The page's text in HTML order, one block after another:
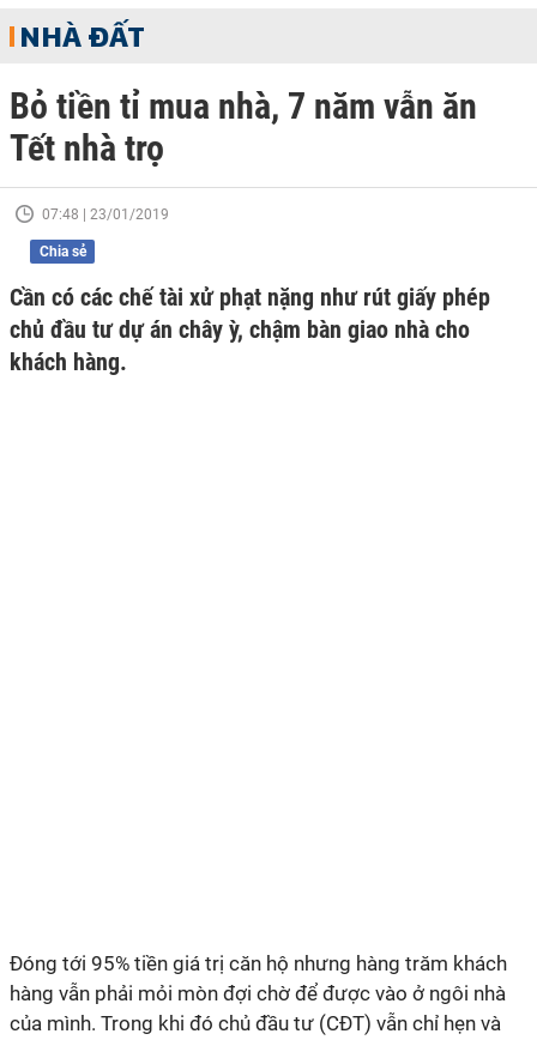
NHÀ ĐẤT
Bỏ tiền tỉ mua nhà, 7 năm vẫn ăn
Tết nhà trọ
07:48 | 23/01/2019
Chia sẻ
Cần có các chế tài xử phạt nặng như rút giấy phép
chủ đầu tư dự án chây ỳ, chậm bàn giao nhà cho
khách hàng.
Đóng tới 95% tiền giá trị căn hộ nhưng hàng trăm khách
hàng vẫn phải mỏi mòn đợi chờ để được vào ở ngôi nhà
của mình. Trong khi đó chủ đầu tư (CĐT) vẫn chỉ hẹn và